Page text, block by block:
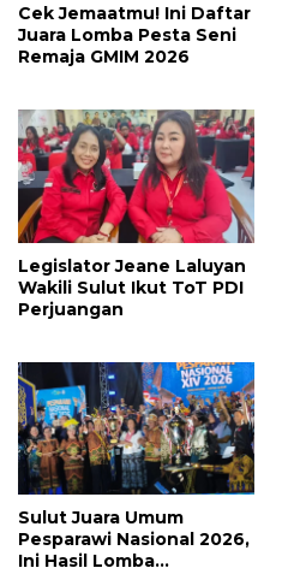
Cek Jemaatmu! Ini Daftar
Juara Lomba Pesta Seni
Remaja GMIM 2026
Legislator Jeane Laluyan
Wakili Sulut Ikut ToT PDI
Perjuangan
Sulut Juara Umum
Pesparawi Nasional 2026,
Ini Hasil Lomba